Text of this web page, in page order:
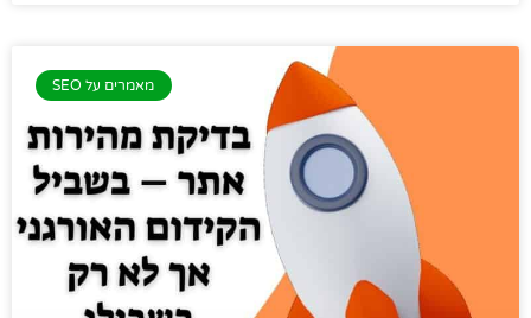
מאמרים על SEO